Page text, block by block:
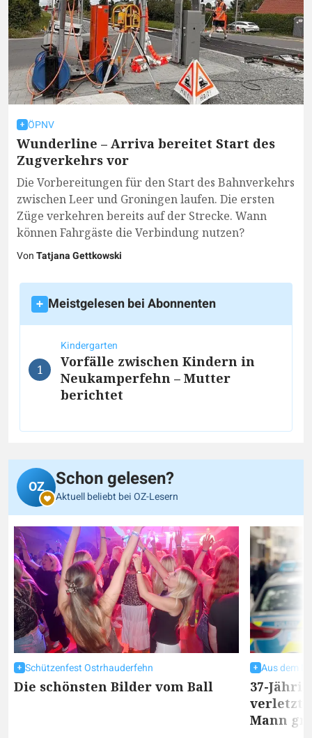
ÖPNV
Wunderline – Arriva bereitet Start des
Zugverkehrs vor
Die Vorbereitungen für den Start des Bahnverkehrs
zwischen Leer und Groningen laufen. Die ersten
Züge verkehren bereits auf der Strecke. Wann
können Fahrgäste die Verbindung nutzen?
VonTatjana Gettkowski
Meistgelesen bei Abonnenten
1
Kindergarten
Vorfälle zwischen Kindern in
Neukamperfehn – Mutter
berichtet
OZ Schon gelesen?
Aktuell beliebt bei OZ-Lesern
Schützenfest Ostrhauderfehn
Die schönsten Bilder vom Ball
Aus dem
37-
verletzt
Mann